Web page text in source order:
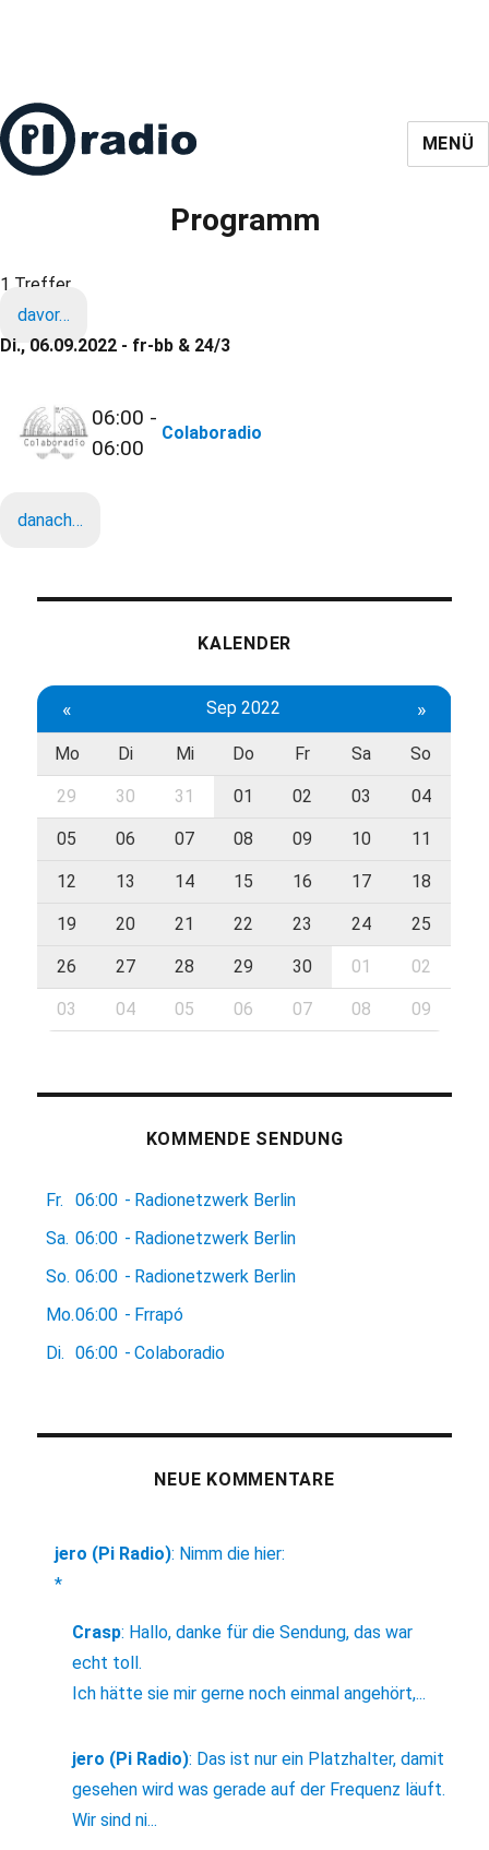
MENÜ
Programm
1 Treffer
davor…
Di., 06.09.2022 - fr-bb & 24/3
06:00 -
06:00
Colaboradio
danach…
KALENDER
« Sep 2022 »
Mo Di Mi Do Fr Sa So
29 30 31 01 02 03 04
05 06 07 08 09 10 11
12 13 14 15 16 17 18
19 20 21 22 23 24 25
26 27 28 29 30 01 02
03 04 05 06 07 08 09
KOMMENDE SENDUNG
Fr. 06:00 - Radionetzwerk Berlin
Sa. 06:00 - Radionetzwerk Berlin
So. 06:00 - Radionetzwerk Berlin
Mo.06:00 - Frrapó
Di.
06:00 - Colaboradio
NEUE KOMMENTARE
jero (Pi Radio): Nimm die hier:
*
Crasp: Hallo, danke für die Sendung, das war
echt toll.
Ich hätte sie mir gerne noch einmal angehört,...
jero (Pi Radio): Das ist nur ein Platzhalter, damit
gesehen wird was gerade auf der Frequenz läuft.
Wir sind ni...